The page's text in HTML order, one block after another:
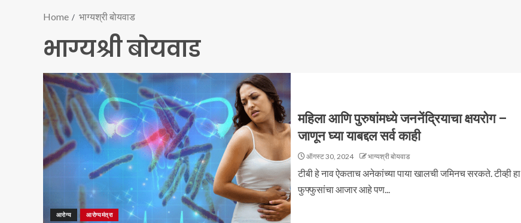
Home भाग्यश्री बोयवाड
भाग्यश्री बोयवाड
आरोग्य आरोग्यमंत्रा
महिला आणि पुरुषांमध्ये जननेंद्रियाचा क्षयरोग –
जाणून घ्या याबद्दल सर्व काही
ऑगस्ट 30, 2024 भाग्यश्री बोयवाड
टीबी हे नाव ऐकताच अनेकांच्या पाया खालची जमिनच सरकते. टीव्ही हा
फुफ्फुसांचा आजार आहे पण...